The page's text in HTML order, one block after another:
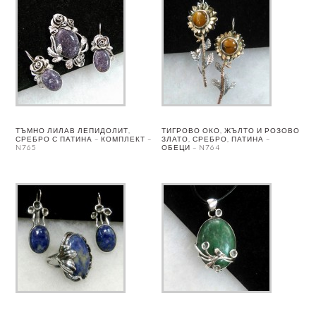
ТЪМНО ЛИЛАВ ЛЕПИДОЛИТ,
СРЕБРО С ПАТИНА – КОМПЛЕКТ –
N765
ТИГРОВО ОКО, ЖЪЛТО И РОЗОВО
ЗЛАТО, СРЕБРО, ПАТИНА –
ОБЕЦИ – N764